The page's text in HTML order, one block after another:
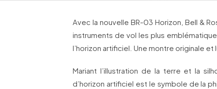
Avec la nouvelle BR-03 Horizon, Bell &
instruments de vol les plus
l’horizon artificiel. Une montre originale
Mariant l’illustration de la terre et la
d’horizon artificiel est le symbole de la